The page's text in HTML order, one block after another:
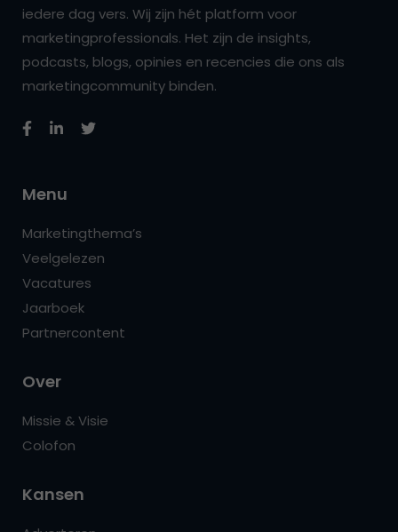
iedere dag vers. Wij zijn hét platform voor
marketingprofessionals. Het zijn de insights,
podcasts, blogs, opinies en recencies die ons als
marketingcommunity binden.
Menu
Marketingthema’s
Veelgelezen
Vacatures
Jaarboek
Partnercontent
Over
Missie & Visie
Colofon
Kansen